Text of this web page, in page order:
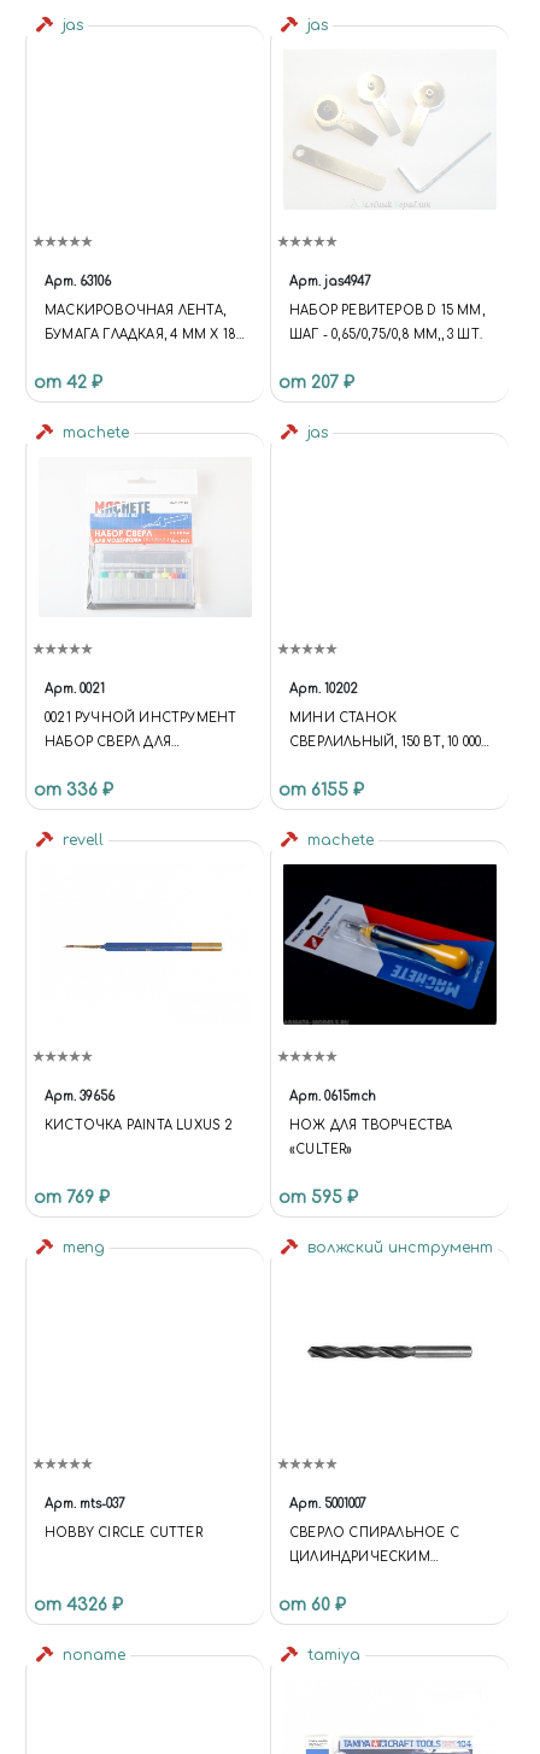
jas
Арт. 63106
МАСКИРОВОЧНАЯ ЛЕНТА,
БУМАГА ГЛАДКАЯ, 4 ММ Х 18
от 42 ₽
jas
Арт. jas4947
НАБОР РЕВИТЕРОВ D 15 ММ,
ШАГ - 0,65/0,75/0,8 ММ,, 3 ШТ.
от 207 ₽
machete
Арт. 0021
0021 РУЧНОЙ ИНСТРУМЕНТ
НАБОР СВЕРЛ ДЛЯ
от 336 ₽
jas
Арт. 10202
МИНИ СТАНОК
СВЕРЛИЛЬНЫЙ, 150 ВТ, 10 000
от 6155 ₽
revell
Арт. 39656
КИСТОЧКА PAINTA LUXUS 2
от 769 ₽
machete
Арт. 0615mch
НОЖ ДЛЯ ТВОРЧЕСТВА
«CULTER»
от 595 ₽
meng
Арт. mts-037
HOBBY CIRCLE CUTTER
от 4326 ₽
волжский инструмент
Арт. 5001007
СВЕРЛО СПИРАЛЬНОЕ С
ЦИЛИНДРИЧЕСКИМ
от 60 ₽
noname tamiya